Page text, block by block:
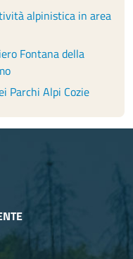
alpinistica in area
Fontana della
Parchi Alpi Cozie